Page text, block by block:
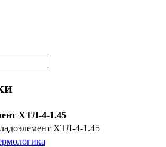
ХТЛ-4-1.45
ХТЛ-4-1.45